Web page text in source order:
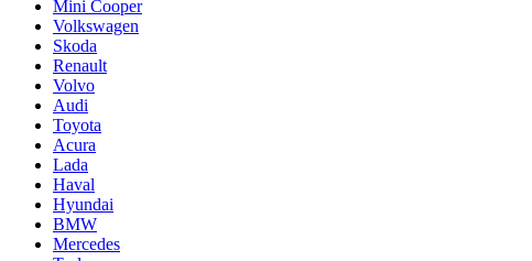
Mini Cooper
Volkswagen
Skoda
Renault
Volvo
Audi
Toyota
Acura
Lada
Haval
Hyundai
BMW
Mercedes